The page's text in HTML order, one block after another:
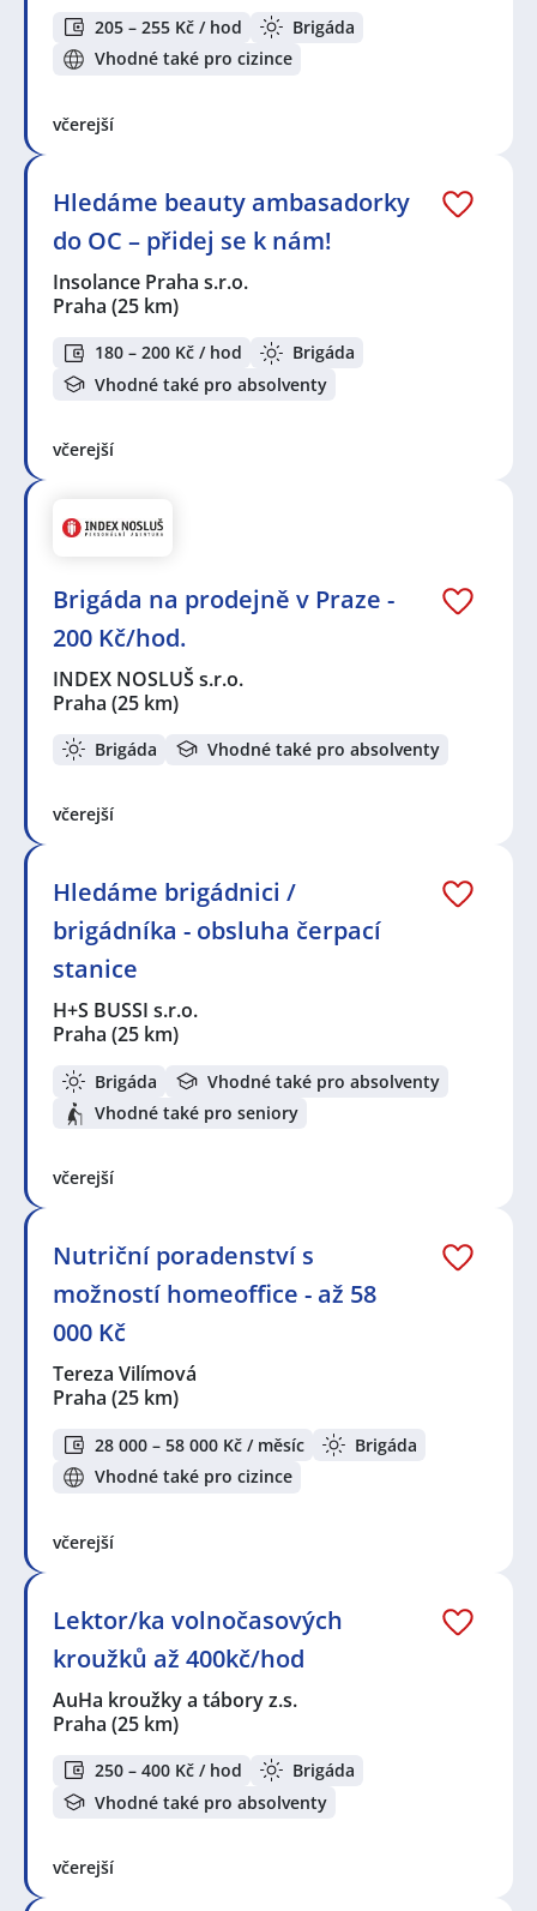
205 – 255 Kč / hod
Brigáda
Vhodné také pro cizince
včerejší
Hledáme beauty ambasadorky
do OC – přidej se k nám!
Insolance Praha s.r.o.
Praha (25 km)
180 – 200 Kč / hod
Brigáda
Vhodné také pro absolventy
včerejší
Brigáda na prodejně v Praze -
200 Kč/hod.
INDEX NOSLUŠ s.r.o.
Praha (25 km)
Brigáda Vhodné také pro absolventy
včerejší
Hledáme brigádnici /
brigádníka - obsluha čerpací
stanice
H+S BUSSI s.r.o.
Praha (25 km)
Brigáda
Vhodné také pro absolventy
Vhodné také pro seniory
včerejší
Nutriční poradenství s
možností homeoffice - až 58
000 Kč
Tereza Vilímová
Praha (25 km)
28 000 – 58 000 Kč / měsíc
Brigáda
Vhodné také pro cizince
včerejší
Lektor/ka volnočasových
kroužků až 400kč/hod
AuHa kroužky a tábory z.s.
Praha (25 km)
250 – 400 Kč / hod
Brigáda
Vhodné také pro absolventy
včerejší